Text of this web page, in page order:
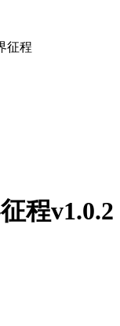
征程
程v1.0.2